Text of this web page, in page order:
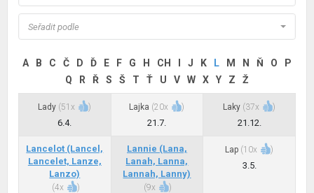
Seřadit podle
A B C Č D Ď E F G H CH J K L M N Ň O
P
Q
R Ř S Š T Ť U V W X Y Z Ž
Lady (51x )
6.4.
Lajka (20x )
21.7.
Laky (37x )
21.12.
Lancelot (Lancel,
Lancelet, Lanze,
Lanzo)
(4x )
Lannie (Lana,
Lanah, Lanna,
Lannah, Lanny)
(9x )
Lap (10x )
3.5.